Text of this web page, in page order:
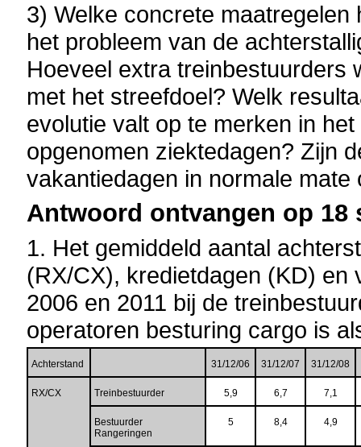
3) Welke concrete
het probleem van de
Hoeveel extra treinbestuurders
met het streefdoel? Welk
evolutie valt op te merken in
opgenomen ziektedagen? Zijn
vakantiedagen in normale mate
Antwoord ontvangen op 18
1. Het gemiddeld aantal
(RX/CX), kredietdagen (KD) en
2006 en 2011 bij de
operatoren besturing cargo is
Achterstand 31/12/06 31/12/07 31/12/08
RX/CX Treinbestuurder 5,9 6,7 7,1
Bestuurder
Rangeringen
5 8,4 4,9